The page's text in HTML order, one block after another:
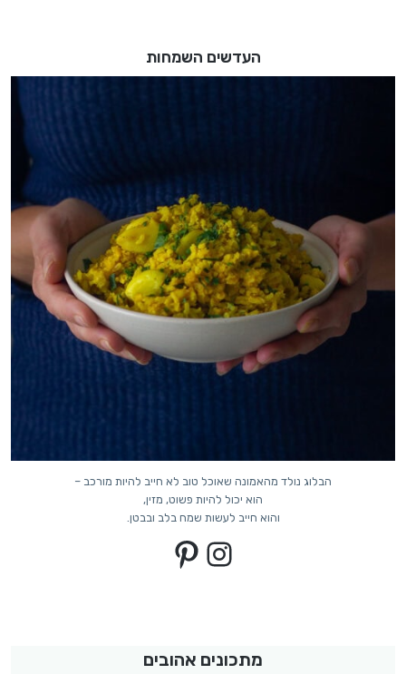
העדשים השמחות
הבלוג נולד מהאמונה שאוכל טוב לא חייב להיות מורכב –
הוא יכול להיות פשוט, מזין,
והוא חייב לעשות שמח בלב ובבטן.
Instagram
Pinterest
מתכונים אהובים